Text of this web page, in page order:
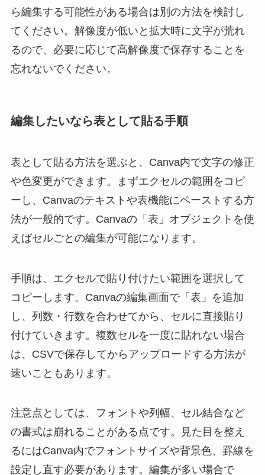
ら編集する可能性がある場合は別の方法を検討し
てください。解像度が低いと拡大時に文字が荒れ
るので、必要に応じて高解像度で保存することを
忘れないでください。
編集したいなら表として貼る手順
表として貼る方法を選ぶと、Canva内で文字の修正
や色変更ができます。まずエクセルの範囲をコピ
ーし、Canvaのテキストや表機能にペーストする方
法が一般的です。Canvaの「表」オブジェクトを使
えばセルごとの編集が可能になります。
手順は、エクセルで貼り付けたい範囲を選択して
コピーします。Canvaの編集画面で「表」を追加
し、列数・行数を合わせてから、セルに直接貼り
付けていきます。複数セルを一度に貼れない場合
は、CSVで保存してからアップロードする方法が
速いこともあります。
注意点としては、フォントや列幅、セル結合など
の書式は崩れることがある点です。見た目を整え
るにはCanva内でフォントサイズや背景色、罫線を
設定し直す必要があります。編集が多い場合で